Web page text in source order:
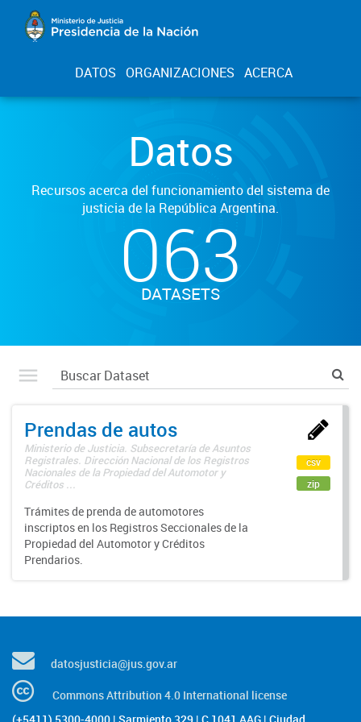
DATOS ORGANIZACIONES ACERCA
Datos
Recursos acerca del funcionamiento del sistema de
justicia de la República Argentina.
063
DATASETS
Prendas de autos
Ministerio de Justicia. Subsecretaría de Asuntos
Registrales. Dirección Nacional de los Registros
Nacionales de la Propiedad del Automotor y
Créditos ...
Trámites de prenda de automotores
inscriptos en los Registros Seccionales de la
Propiedad del Automotor y Créditos
Prendarios.
csv
zip
datosjusticia@jus.gov.ar
Commons Attribution 4.0 International license